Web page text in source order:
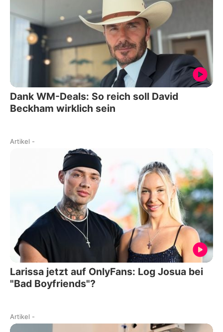
Dank WM-Deals: So reich soll David
Beckham wirklich sein
Artikel -
Larissa jetzt auf OnlyFans: Log Josua bei
"Bad Boyfriends"?
Artikel -